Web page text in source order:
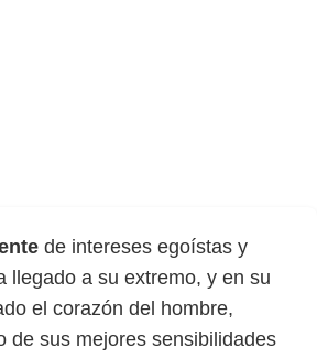
de intereses egoístas y
llegado a su extremo, y en su
el corazón del hombre,
de sus mejores sensibilidades